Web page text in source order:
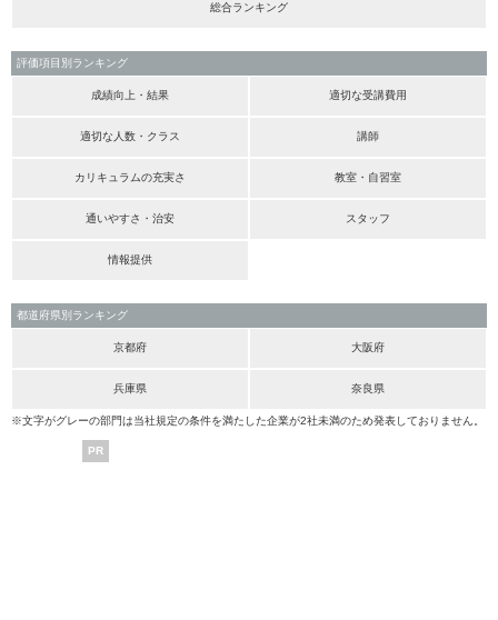
総合ランキング
評価項目別ランキング
成績向上・結果 適切な受講費用
適切な人数・クラス 講師
カリキュラムの充実さ 教室・自習室
通いやすさ・治安 スタッフ
情報提供
都道府県別ランキング
京都府 大阪府
兵庫県 奈良県
※文字がグレーの部門は当社規定の条件を満たした企業が2社未満のため発表しておりません。
PR